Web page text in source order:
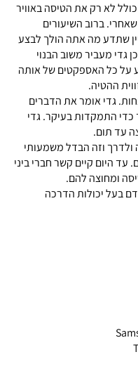
לא רק את הטיסה באוויר
ברוב השיעורים
שתדע מה אתה הולך לבצע
גדי מעביר משוב הבנוי
על כל האספקטים של אותה
ההטיה.
גדי אומר את הדברים
כדי התמקדות בעיקר. גדי
עד תום.
וזה הבדל משמעותי
היום קיים קשר חברי ביני
ומחוצה להם.
בעל יכולות הדרכה